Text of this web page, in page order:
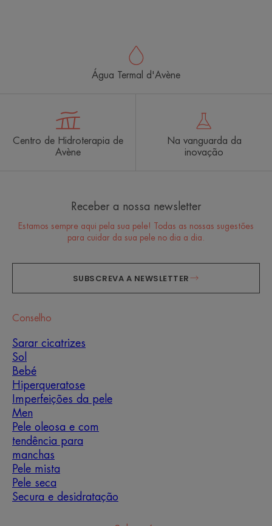
Água Termal d'Avène
Centro de Hidroterapia de
Avène
Na vanguarda da
inovação
Receber a nossa newsletter
Estamos sempre aqui pela sua pele! Todas as nossas sugestões
para cuidar da sua pele no dia a dia.
SUBSCREVA A NEWSLETTER
Conselho
Sarar cicatrizes
Sol
Bebé
Hiperqueratose
Imperfeições da pele
Men
Pele oleosa e com
tendência para
manchas
Pele mista
Pele seca
Secura e desidratação